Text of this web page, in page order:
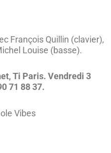
François Quillin (clavier),
Louise (basse).
Ti Paris. Vendredi 3
71 88 37.
Vibes